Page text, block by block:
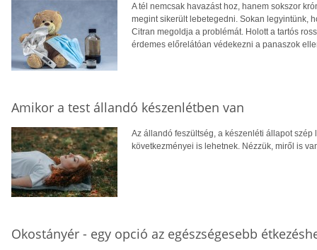
A tél nemcsak havazást hoz, hanem sokszor
megint sikerült lebetegedni. Sokan legyintünk,
Citran megoldja a problémát. Holott a tartós
érdemes előrelátóan védekezni a panaszok
Amikor a test állandó készenlétben van
Az állandó feszültség, a készenléti állapot
következményei is lehetnek. Nézzük, miről is
Okostányér - egy opció az egészségesebb